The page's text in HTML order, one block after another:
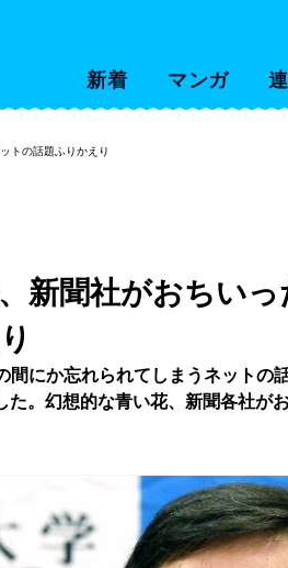
新着 マンガ
トの話題ふりかえり
新聞社がおちい
間にか忘れられてしまうネットの
た。幻想的な青い花、新聞各社